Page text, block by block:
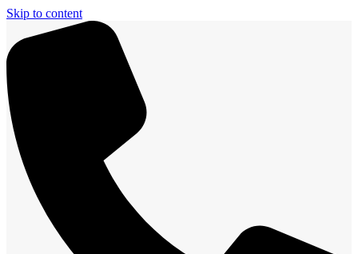
Skip to content